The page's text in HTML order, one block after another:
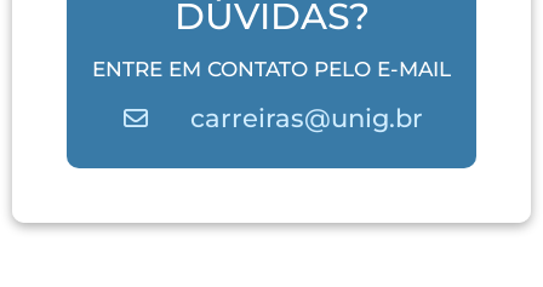
DÚVIDAS?
ENTRE EM CONTATO PELO E-MAIL
carreiras@unig.br